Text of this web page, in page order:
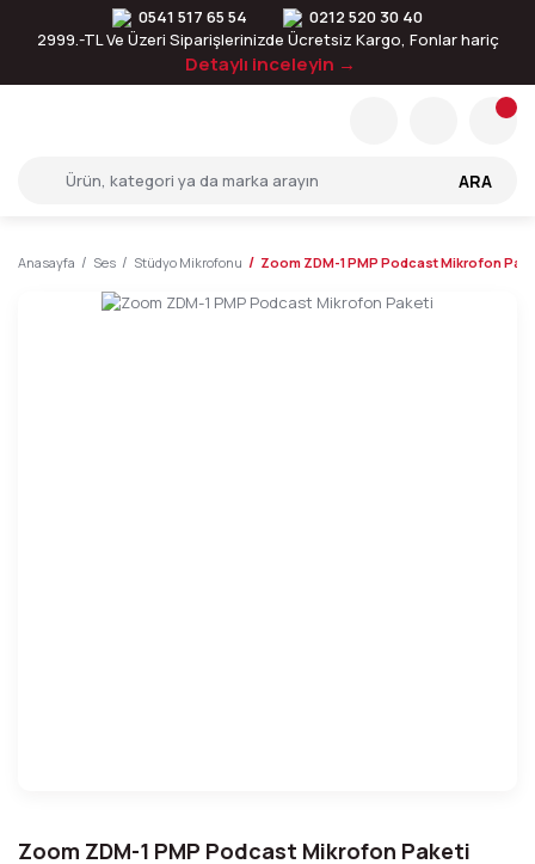
0541 517 65 54
0212 520 30 40
2999.-TL Ve Üzeri Siparişlerinizde Ücretsiz Kargo, Fonlar hariç
Detaylı inceleyin →
ARA
Anasayfa Ses Stüdyo Mikrofonu Zoom ZDM-1 PMP Podcast Mikrofon
Zoom ZDM-1 PMP Podcast Mikrofon Paketi